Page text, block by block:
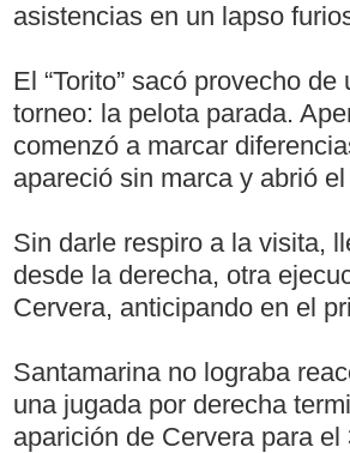
asistencias en un lapso
El “Torito” sacó provecho
torneo: la pelota parada.
comenzó a marcar
apareció sin marca y abrió
Sin darle respiro a la visita,
desde la derecha, otra
Cervera, anticipando en el
Santamarina no lograba
una jugada por derecha
aparición de Cervera para el